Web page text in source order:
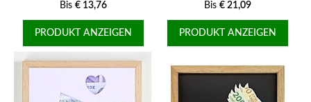
Bis € 13,76
PRODUKT ANZEIGEN
Bis € 21,09
PRODUKT ANZEIGEN